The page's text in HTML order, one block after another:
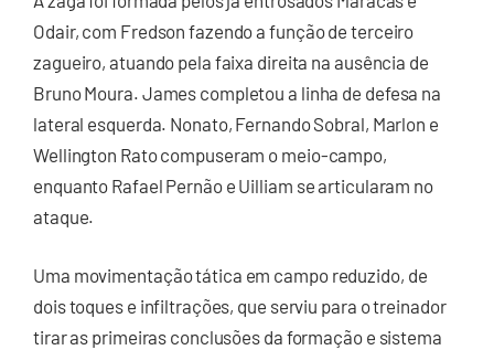
Odair, com Fredson fazendo a função de terceiro
zagueiro, atuando pela faixa direita na ausência de
Bruno Moura. James completou a linha de defesa na
lateral esquerda. Nonato, Fernando Sobral, Marlon e
Wellington Rato compuseram o meio-campo,
enquanto Rafael Pernão e Uilliam se articularam no
ataque.
Uma movimentação tática em campo reduzido, de
dois toques e infiltrações, que serviu para o treinador
tirar as primeiras conclusões da formação e sistema